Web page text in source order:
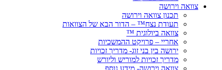
צוואה וירושה
תכנון צוואה וירושה
תעודת נצח™ – הדור הבא של הצוואות
צוואה ביולוגית ™
אחריי – פרויקט ההמשכיות
ירושה בין בני זוג- מדריך זכויות
מדריך זכויות למוריש וליורש
צוואה וירושה- מידע נוסף